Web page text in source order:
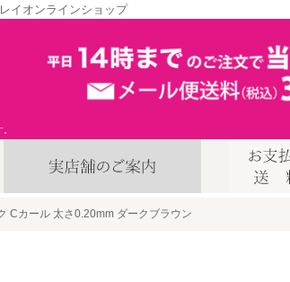
イオンラインショップ
Cカール 太さ0.20mm ダークブラウン